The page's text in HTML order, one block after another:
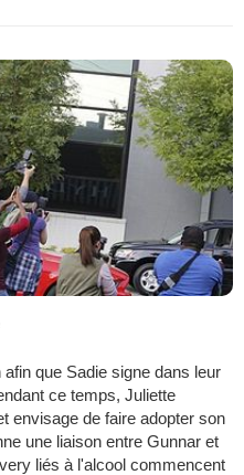
que Sadie signe dans leur
ce temps, Juliette
envisage de faire adopter son
une liaison entre Gunnar et
liés à l'alcool commencent